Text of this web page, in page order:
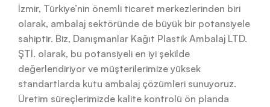
İzmir, Türkiye’nin önemli ticaret merkezlerinden biri
olarak, ambalaj sektöründe de büyük bir potansiyele
sahiptir. Biz, Danışmanlar Kağıt Plastik Ambalaj LTD.
ŞTİ. olarak, bu potansiyeli en iyi şekilde
değerlendiriyor ve müşterilerimize yüksek
standartlarda kutu ambalaj çözümleri sunuyoruz.
Üretim süreçlerimizde kalite kontrolü ön planda